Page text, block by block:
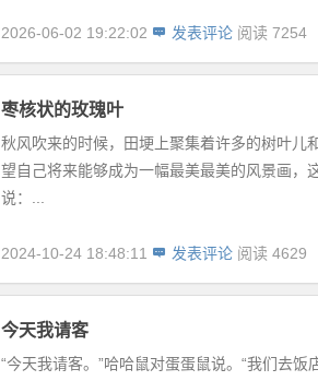
2026-06-02 19:22:02 发表评论 阅读 7254
枣核状的玫瑰叶
秋风吹来的时候，田埂上聚集着许多的树叶儿
望自己将来能够成为一幅最美最美的风景画，
说：...
2024-10-24 18:48:11 发表评论 阅读 4629
今天我请客
“今天我请客。”哈哈鼠对蛋蛋鼠说。“我们去饭